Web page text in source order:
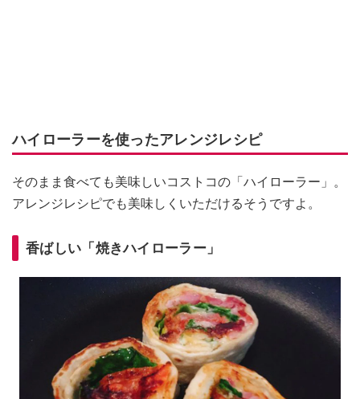
ハイローラーを使ったアレンジレシピ
そのまま食べても美味しいコストコの「ハイローラー」。
アレンジレシピでも美味しくいただけるそうですよ。
香ばしい「焼きハイローラー」